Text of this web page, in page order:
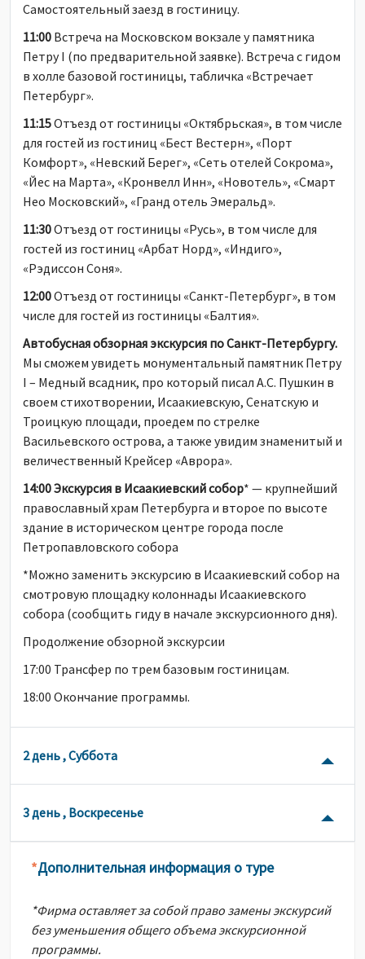
Самостоятельный заезд в гостиницу.
11:00 Встреча на Московском вокзале у памятника
Петру I (по предварительной заявке). Встреча с гидом
в холле базовой гостиницы, табличка «Встречает
Петербург».
11:15Отъезд от гостиницы «Октябрьская», в том числе
для гостей из гостиниц «Бест Вестерн», «Порт
Комфорт», «Невский Берег», «Сеть отелей Сокрома»,
«Йес на Марта», «Кронвелл Инн», «Новотель», «Смарт
Нео Московский», «Гранд отель Эмеральд».
11:30Отъезд от гостиницы «Русь», в том числе для
гостей из гостиниц «Арбат Норд», «Индиго»,
«Рэдиссон Соня».
12:00Отъезд от гостиницы «Санкт-Петербург», в том
числе для гостей из гостиницы «Балтия».
Автобусная обзорная экскурсия по Санкт-Петербургу.
Мы сможем увидеть монументальный памятник Петру
I – Медный всадник, про который писал А.С. Пушкин в
своем стихотворении, Исаакиевскую, Сенатскую и
Троицкую площади, проедем по стрелке
Васильевского острова, а также увидим знаменитый и
величественный Крейсер «Аврора».
14:00 Экскурсия в Исаакиевский собор* — крупнейший
православный храм Петербурга и второе по высоте
здание в историческом центре города после
Петропавловского собора
*Можно заменить экскурсию в Исаакиевский собор на
смотровую площадку колоннады Исаакиевского
собора (сообщить гиду в начале экскурсионного дня).
Продолжение обзорной экскурсии
17:00 Трансфер по трем базовым гостиницам.
18:00 Окончание программы.
2 день , Суббота
3 день , Воскресенье
*Дополнительная информация о туре
*Фирма оставляет за собой право замены экскурсий
без уменьшения общего объема экскурсионной
программы.